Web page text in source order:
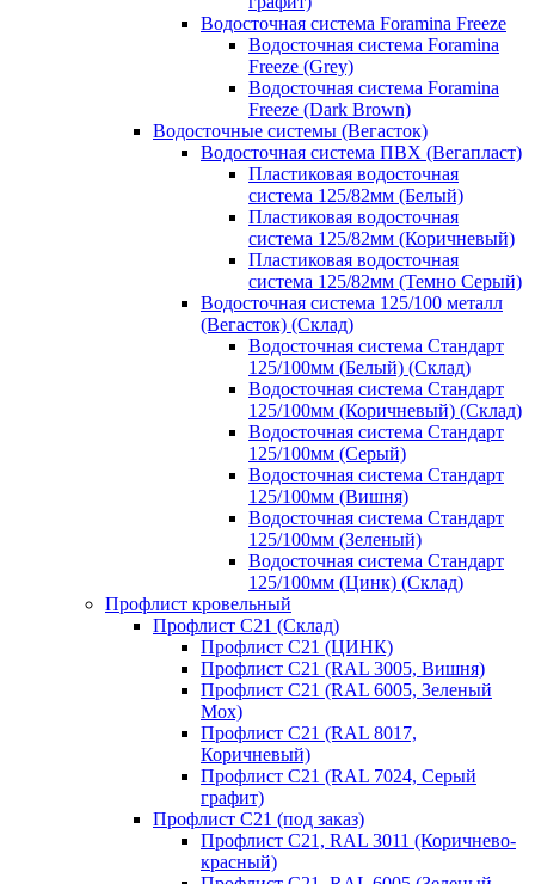
Водосточная система Foramina Freeze
Водосточная система Foramina
Freeze (Grey)
Водосточная система Foramina
Freeze (Dark Brown)
Водосточные системы (Вегасток)
Водосточная система ПВХ (Вегапласт)
Пластиковая водосточная
система 125/82мм (Белый)
Пластиковая водосточная
система 125/82мм (Коричневый)
Пластиковая водосточная
система 125/82мм (Темно Серый)
Водосточная система 125/100 металл
(Вегасток) (Склад)
Водосточная система Стандарт
125/100мм (Белый) (Склад)
Водосточная система Стандарт
125/100мм (Коричневый) (Склад)
Водосточная система Стандарт
125/100мм (Серый)
Водосточная система Стандарт
125/100мм (Вишня)
Водосточная система Стандарт
125/100мм (Зеленый)
Водосточная система Стандарт
125/100мм (Цинк) (Склад)
Профлист кровельный
Профлист С21 (Склад)
Профлист С21 (ЦИНК)
Профлист С21 (RAL 3005, Вишня)
Профлист С21 (RAL 6005, Зеленый
Мох)
Профлист С21 (RAL 8017,
Коричневый)
Профлист С21 (RAL 7024, Серый
графит)
Профлист С21 (под заказ)
Профлист С21, RAL 3011 (Коричнево-
красный)